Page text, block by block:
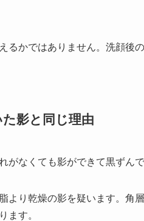
るかではありません。洗顔後
影と同じ理由
がなくても影ができて黒ずんで
より乾燥の影を疑います。角
ます。